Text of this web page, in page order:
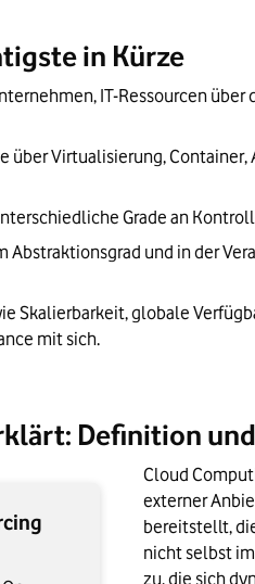
in Kürze
IT-Ressourcen
Virtualisierung,
Grade an
Abstraktionsgrad und in der
Skalierbarkeit, globale
mit sich.
Definition
Cloud
externer
bereitstellt,
nicht selbst
zu, die sich